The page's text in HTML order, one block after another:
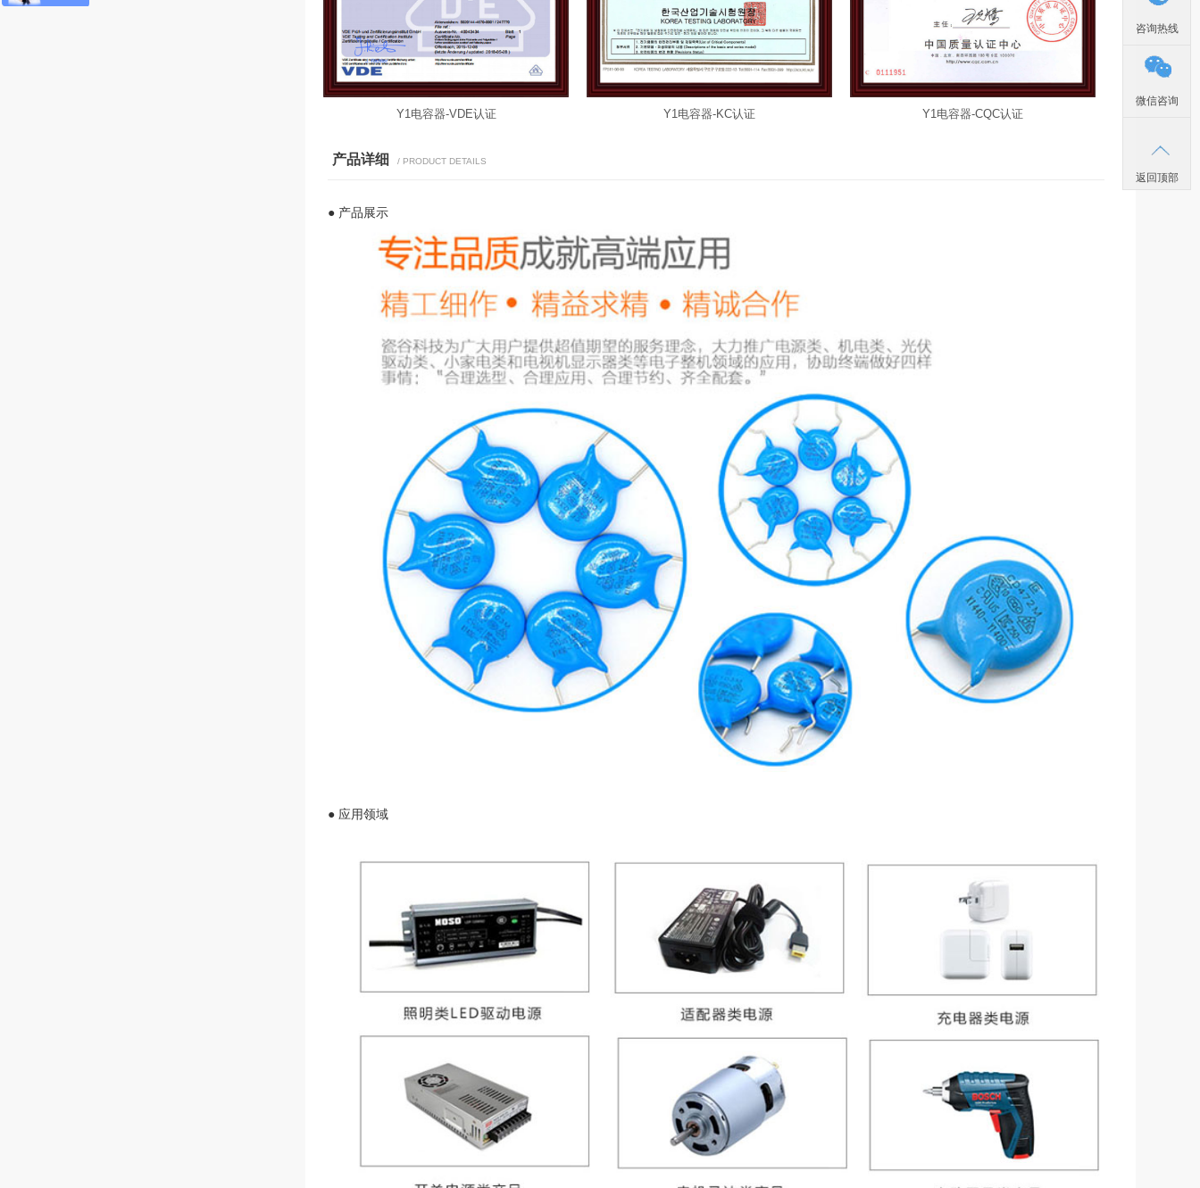
Y1电容器-KC认证 Y1电容器-CQC认证 Y1电容器-CB认证
产品详细 / PRODUCT DETAILS
● 产品展示
● 应用领域
咨询热线
微信咨询
返回顶部